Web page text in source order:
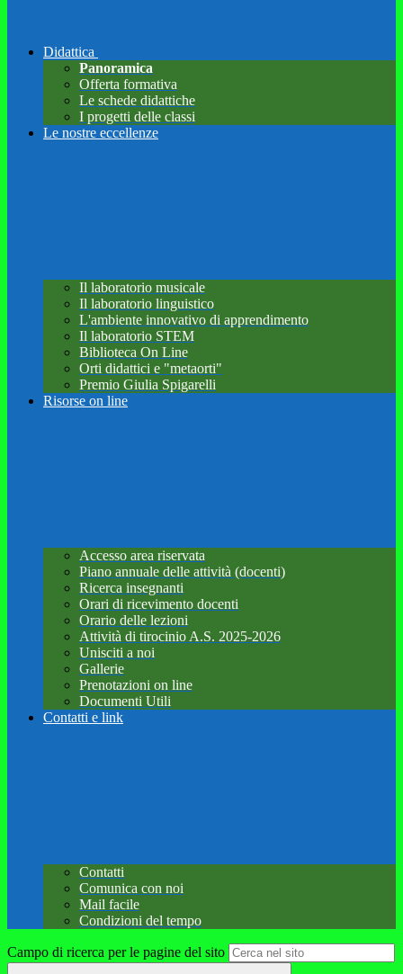
Didattica
Panoramica
Offerta formativa
Le schede didattiche
I progetti delle classi
Le nostre eccellenze
Il laboratorio musicale
Il laboratorio linguistico
L'ambiente innovativo di apprendimento
Il laboratorio STEM
Biblioteca On Line
Orti didattici e "metaorti"
Premio Giulia Spigarelli
Risorse on line
Accesso area riservata
Piano annuale delle attività (docenti)
Ricerca insegnanti
Orari di ricevimento docenti
Orario delle lezioni
Attività di tirocinio A.S. 2025-2026
Unisciti a noi
Gallerie
Prenotazioni on line
Documenti Utili
Contatti e link
Contatti
Comunica con noi
Mail facile
Condizioni del tempo
Campo di ricerca per le pagine del sito